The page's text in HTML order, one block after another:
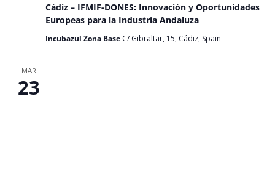
Cádiz – IFMIF-DONES: Innovación y Oportunidades
Europeas para la Industria Andaluza
Incubazul Zona Base C/ Gibraltar, 15, Cádiz, Spain
MAR
23